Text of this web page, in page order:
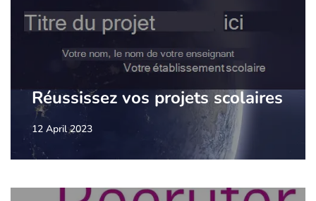
Réussissez vos projets scolaires
12 April 2023